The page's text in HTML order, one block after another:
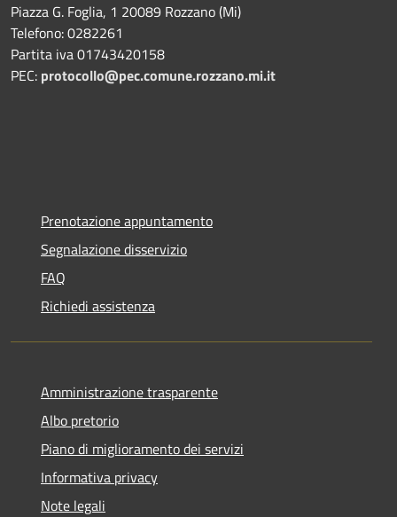
Piazza G. Foglia, 1 20089 Rozzano (Mi)
Telefono: 0282261
Partita iva 01743420158
PEC: protocollo@pec.comune.rozzano.mi.it
Prenotazione appuntamento
Segnalazione disservizio
FAQ
Richiedi assistenza
Amministrazione trasparente
Albo pretorio
Piano di miglioramento dei servizi
Informativa privacy
Note legali